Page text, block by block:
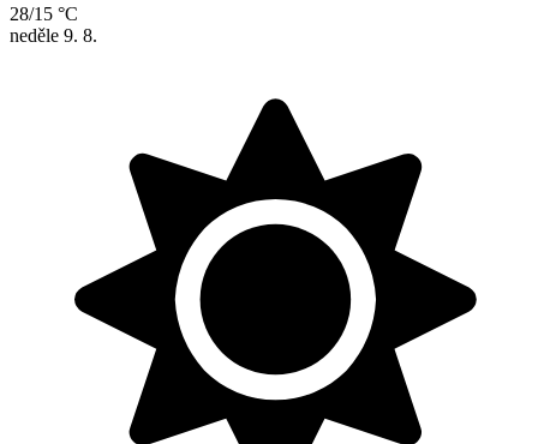
28/15 °C
neděle 9. 8.